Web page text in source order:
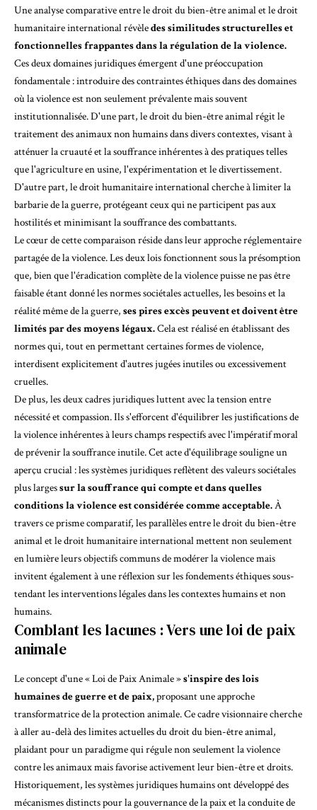
Une analyse comparative entre le droit du bien-être animal et le droit
humanitaire international révèledes similitudes structurelles et
fonctionnelles frappantes dans la régulation de la violence.
Ces deux domaines juridiques émergent d'une préoccupation
fondamentale : introduire des contraintes éthiques dans des domaines
où la violence est non seulement prévalente mais souvent
institutionnalisée. D'une part, le droit du bien-être animal régit le
traitement des animaux non humains dans divers contextes, visant à
atténuer la cruauté et la souffrance inhérentes à des pratiques telles
que l'agriculture en usine, l'expérimentation et le divertissement.
D'autre part, le droit humanitaire international cherche à limiter la
barbarie de la guerre, protégeant ceux qui ne participent pas aux
hostilités et minimisant la souffrance des combattants.
Le cœur de cette comparaison réside dans leur approche réglementaire
partagée de la violence. Les deux lois fonctionnent sous la présomption
que, bien que l'éradication complète de la violence puisse ne pas être
faisable étant donné les normes sociétales actuelles, les besoins et la
réalité même de la guerre, ses pires excès peuvent et doivent être
limités par des moyens légaux.Cela est réalisé en établissant des
normes qui, tout en permettant certaines formes de violence,
interdisent explicitement d'autres jugées inutiles ou excessivement
cruelles.
De plus, les deux cadres juridiques luttent avec la tension entre
nécessité et compassion. Ils s'efforcent d'équilibrer les justifications de
la violence inhérentes à leurs champs respectifs avec l'impératif moral
de prévenir la souffrance inutile. Cet acte d'équilibrage souligne un
aperçu crucial : les systèmes juridiques reflètent des valeurs sociétales
plus largessur la souffrance qui compte et dans quelles
conditions la violence est considérée comme acceptable.À
travers ce prisme comparatif, les parallèles entre le droit du bien-être
animal et le droit humanitaire international mettent non seulement
en lumière leurs objectifs communs de modérer la violence mais
invitent également à une réflexion sur les fondements éthiques sous-
tendant les interventions légales dans les contextes humains et non
humains.
Comblant les lacunes : Vers une loi de paix
animale
Le concept d'une « Loi de Paix Animale »s'inspire des lois
humaines de guerre et de paix,proposant une approche
transformatrice de la protection animale. Ce cadre visionnaire cherche
à aller au-delà des limites actuelles du droit du bien-être animal,
plaidant pour un paradigme qui régule non seulement la violence
contre les animaux mais favorise activement leur bien-être et droits.
Historiquement, les systèmes juridiques humains ont développé des
mécanismes distincts pour la gouvernance de la paix et la conduite de